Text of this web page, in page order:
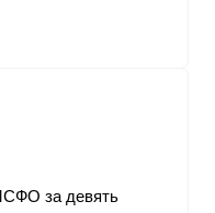
за девять